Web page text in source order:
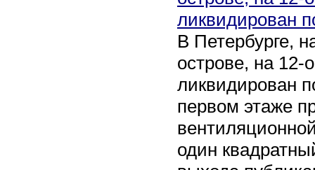
ликвидирован
В Петербурге,
острове, на 12-
ликвидирован
первом этаже
один